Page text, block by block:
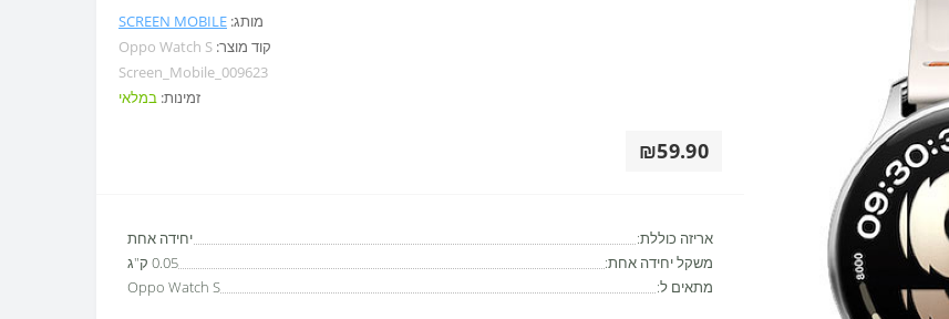
מותג: SCREEN MOBILE
קוד מוצר: Oppo Watch S
Screen_Mobile_009623
זמינות: במלאי
₪59.90
אריזה כוללת:
יחידה אחת
משקל יחידה אחת:
0.05 ק"ג
מתאים ל:
Oppo Watch S